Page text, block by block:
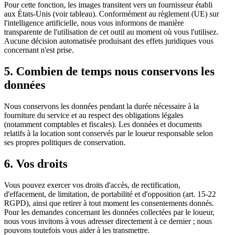
Pour cette fonction, les images transitent vers un fournisseur établi
aux États-Unis (voir tableau). Conformément au règlement (UE) sur
l'intelligence artificielle, nous vous informons de manière
transparente de l'utilisation de cet outil au moment où vous l'utilisez.
Aucune décision automatisée produisant des effets juridiques vous
concernant n'est prise.
5. Combien de temps nous conservons les
données
Nous conservons les données pendant la durée nécessaire à la
fourniture du service et au respect des obligations légales
(notamment comptables et fiscales). Les données et documents
relatifs à la location sont conservés par le loueur responsable selon
ses propres politiques de conservation.
6. Vos droits
Vous pouvez exercer vos droits d'accès, de rectification,
d'effacement, de limitation, de portabilité et d'opposition (art. 15-22
RGPD), ainsi que retirer à tout moment les consentements donnés.
Pour les demandes concernant les données collectées par le loueur,
nous vous invitons à vous adresser directement à ce dernier ; nous
pouvons toutefois vous aider à les transmettre.